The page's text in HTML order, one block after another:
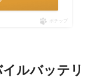
ポチップ
ルバッテリ